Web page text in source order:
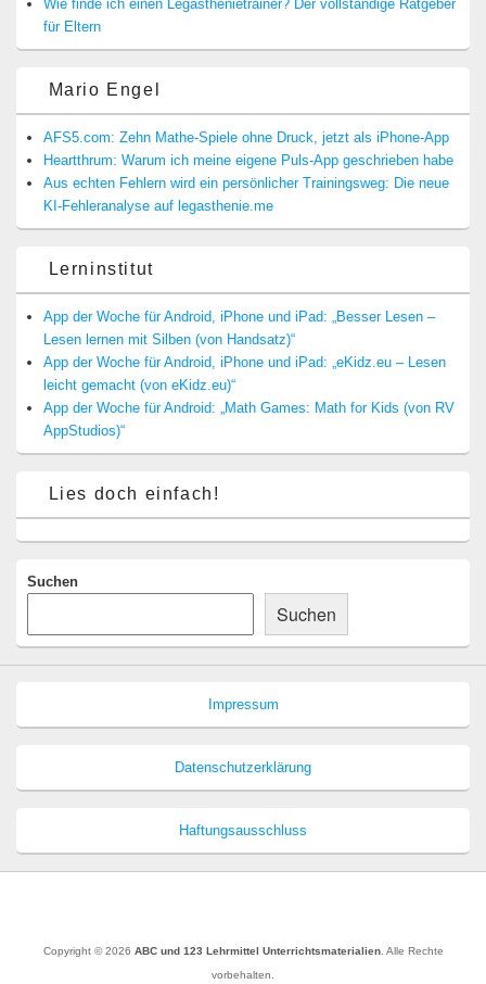
Wie finde ich einen Legasthenietrainer? Der vollständige Ratgeber
für Eltern
Mario Engel
AFS5.com: Zehn Mathe-Spiele ohne Druck, jetzt als iPhone-App
Heartthrum: Warum ich meine eigene Puls-App geschrieben habe
Aus echten Fehlern wird ein persönlicher Trainingsweg: Die neue
KI-Fehleranalyse auf legasthenie.me
Lerninstitut
App der Woche für Android, iPhone und iPad: „Besser Lesen –
Lesen lernen mit Silben (von Handsatz)“
App der Woche für Android, iPhone und iPad: „eKidz.eu – Lesen
leicht gemacht (von eKidz.eu)“
App der Woche für Android: „Math Games: Math for Kids (von RV
AppStudios)“
Lies doch einfach!
Suchen
Suchen
Impressum
Datenschutzerklärung
Haftungsausschluss
Copyright © 2026 ABC und 123 Lehrmittel Unterrichtsmaterialien. Alle Rechte
vorbehalten.